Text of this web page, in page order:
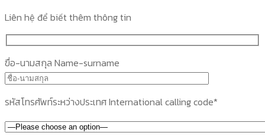
Liên hệ để biết thêm thông tin
ฃื่อ-นามสกุล Name-surname
รหัสโทรศัพท์ระหว่างประเทศ International calling code*